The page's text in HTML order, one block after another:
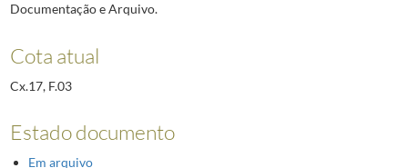
Documentação e Arquivo.
Cota atual
Cx.17, F.03
Estado documento
Em arquivo